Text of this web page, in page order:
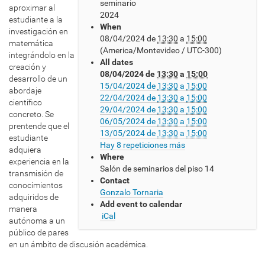
t
p
s
:
/
/
w
w
w
.
c
m
a
t
.
e
d
u
.
u
y
seminario
2024
When
08/04/2024de 13:30 a 15:00
(America/Montevideo / UTC-300)
All dates
08/04/2024de 13:30a 15:00
15/04/2024de 13:30 a 15:00
22/04/2024de 13:30 a 15:00
29/04/2024de 13:30 a 15:00
06/05/2024de 13:30 a 15:00
13/05/2024de 13:30 a 15:00
Hay 8 repeticiones más
Where
Salón de seminarios del piso 14
Contact
Gonzalo Tornaria
Add event to calendar
iCal
aproximar al
estudiante a la
investigación en
matemática
integrándolo en la
creación y
desarrollo de un
abordaje
científico
concreto. Se
prentende que el
estudiante
adquiera
experiencia en la
transmisión de
conocimientos
adquiridos de
manera
autónoma a un
público de pares
en un ámbito de discusión académica.